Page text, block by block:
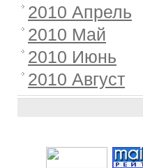
2010 Апрель
2010 Май
2010 Июнь
2010 Август